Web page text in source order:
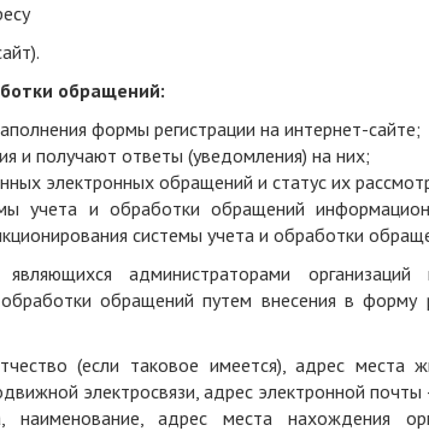
обращений:
формы регистрации на интернет-сайте;
и получают ответы (уведомления) на них;
электронных обращений и статус их
учета и обработки обращений
системы учета и обработки
администраторами
обращений путем внесения в форму
(если таковое имеется), адрес места
электросвязи, адрес электронной почты
наименование, адрес места нахождения